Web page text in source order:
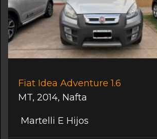
Fiat Idea Adventure 1.6
MT, 2014, Nafta
Martelli E Hijos